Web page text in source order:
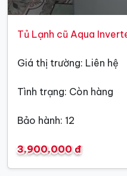
Tủ Lạnh cũ Aqua
Giá thị trường: Liên hệ
Tình trạng: Còn hàng
Bảo hành: 12
3,900,000 đ